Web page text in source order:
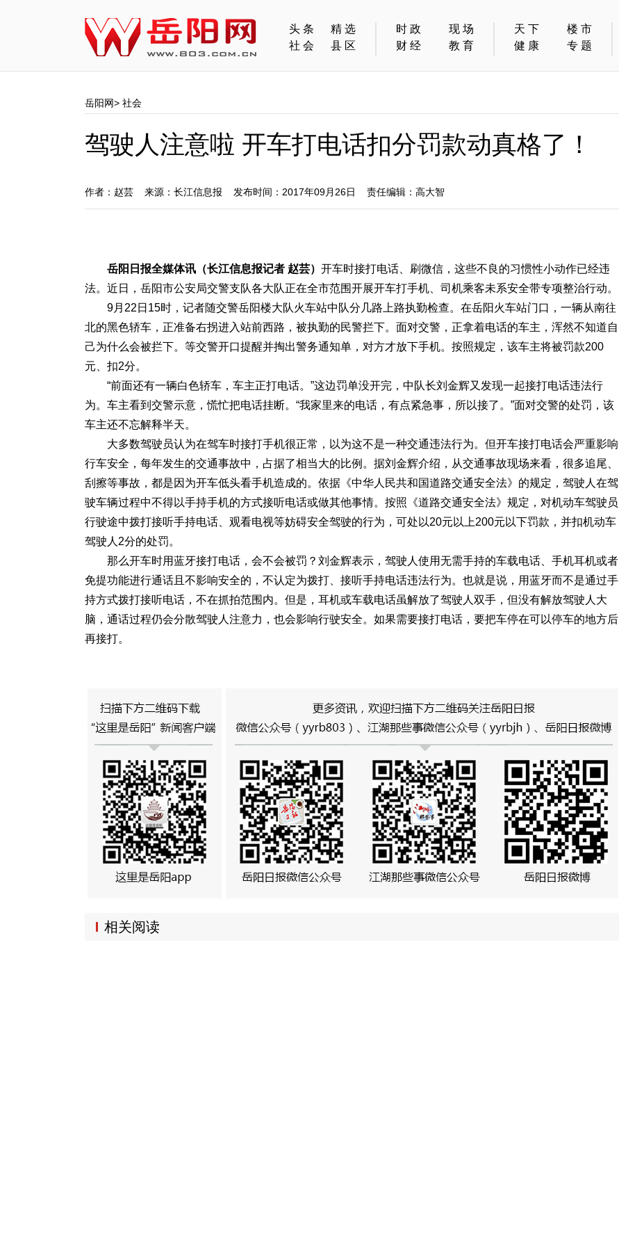
头条
精选
社会
县区
时政
现场
财经
教育
天下
楼市
健康
专题
岳阳网> 社会
驾驶人注意啦 开车打电话扣分罚款动真格了！
作者：赵芸 来源：长江信息报 发布时间：2017年09月26日 责任编辑：高大智
岳阳日报全媒体讯（长江信息报记者 赵芸） 开车时接打电话、刷微信，这些不良的习惯性小动作已经违
法。近日，岳阳市公安局交警支队各大队正在全市范围开展开车打手机、司机乘客未系安全带专项整治行动。
9月22日15时，记者随交警岳阳楼大队火车站中队分几路上路执勤检查。在岳阳火车站门口，一辆从南往
北的黑色轿车，正准备右拐进入站前西路，被执勤的民警拦下。面对交警，正拿着电话的车主，浑然不知道自
己为什么会被拦下。等交警开口提醒并掏出警务通知单，对方才放下手机。按照规定，该车主将被罚款200
元、扣2分。
“前面还有一辆白色轿车，车主正打电话。”这边罚单没开完，中队长刘金辉又发现一起接打电话违法行
为。车主看到交警示意，慌忙把电话挂断。“我家里来的电话，有点紧急事，所以接了。”面对交警的处罚，该
车主还不忘解释半天。
大多数驾驶员认为在驾车时接打手机很正常，以为这不是一种交通违法行为。但开车接打电话会严重影响
行车安全，每年发生的交通事故中，占据了相当大的比例。据刘金辉介绍，从交通事故现场来看，很多追尾、
刮擦等事故，都是因为开车低头看手机造成的。依据《中华人民共和国道路交通安全法》的规定，驾驶人在驾
驶车辆过程中不得以手持手机的方式接听电话或做其他事情。按照《道路交通安全法》规定，对机动车驾驶员
行驶途中拨打接听手持电话、观看电视等妨碍安全驾驶的行为，可处以20元以上200元以下罚款，并扣机动车
驾驶人2分的处罚。
那么开车时用蓝牙接打电话，会不会被罚？刘金辉表示，驾驶人使用无需手持的车载电话、手机耳机或者
免提功能进行通话且不影响安全的，不认定为拨打、接听手持电话违法行为。也就是说，用蓝牙而不是通过手
持方式拨打接听电话，不在抓拍范围内。但是，耳机或车载电话虽解放了驾驶人双手，但没有解放驾驶人大
脑，通话过程仍会分散驾驶人注意力，也会影响行驶安全。如果需要接打电话，要把车停在可以停车的地方后
再接打。
相关阅读